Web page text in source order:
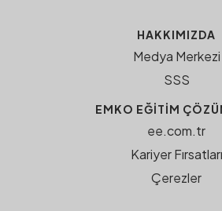
HAKKIMIZDA
Medya Merkezi
SSS
EMKO EĞITIM
ee.com.tr
Kariyer Fırsatları
Çerezler